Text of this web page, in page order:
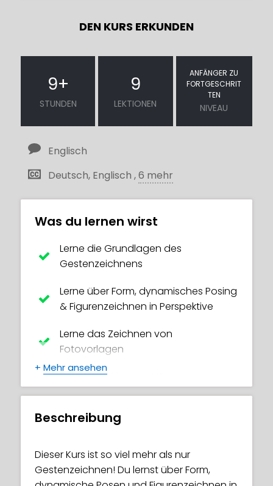
DEN KURS ERKUNDEN
9+
STUNDEN
9
LEKTIONEN
ANFÄNGER ZU
FORTGESCHRIT
TEN
NIVEAU
Englisch
Deutsch, Englisch ,6 mehr
Was du lernen wirst
Lerne die Grundlagen des
Gestenzeichnens
Lerne über Form, dynamisches Posing
& Figurenzeichnen in Perspektive
Lerne das Zeichnen von
Fotovorlagen
Tauche tief in coole Konzepte wie
+ Mehr ansehen
Beschreibung
Dieser Kurs ist so viel mehr als nur
Gestenzeichnen! Du lernst über Form,